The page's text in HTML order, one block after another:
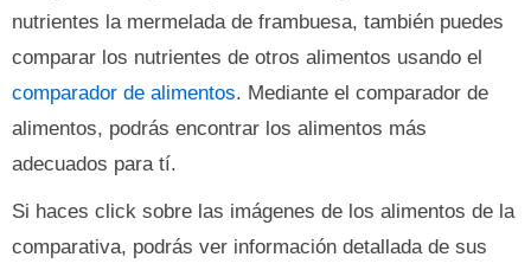
nutrientes la mermelada de frambuesa, también puedes
comparar los nutrientes de otros alimentos usando el
comparador de alimentos. Mediante el comparador de
alimentos, podrás encontrar los alimentos más
adecuados para tí.
Si haces click sobre las imágenes de los alimentos de la
comparativa, podrás ver información detallada de sus